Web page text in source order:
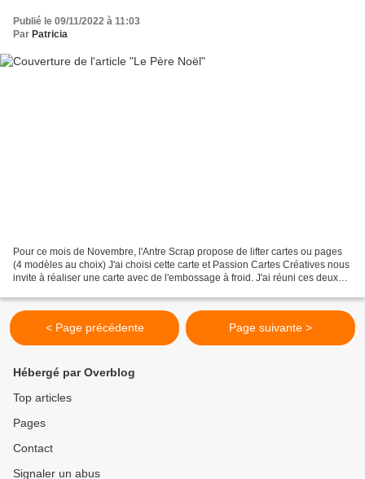
Publié le 09/11/2022 à 11:03
Par Patricia
Pour ce mois de Novembre, l'Antre Scrap propose de lifter cartes ou pages
(4 modèles au choix) J'ai choisi cette carte et Passion Cartes Créatives nous
invite à réaliser une carte avec de l'embossage à froid. J'ai réuni ces deux
< Page précédente Page suivante >
Hébergé par Overblog
Top articles
Pages
Contact
Signaler un abus